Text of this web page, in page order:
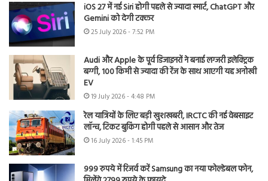
iOS 27 में नई Siri होगी पहले से ज्यादा स्मार्ट, ChatGPT और
Gemini को देगी टक्कर
25 July 2026 - 7:52 PM
Audi और Apple के पूर्व डिजाइनरों ने बनाई लग्जरी इलेक्ट्रिक
बग्गी, 100 किमी से ज्यादा की रेंज के साथ आएगी यह अनोखी
EV
19 July 2026 - 4:48 PM
रेल यात्रियों के लिए बड़ी खुशखबरी, IRCTC की नई वेबसाइट
लॉन्च, टिकट बुकिंग होगी पहले से आसान और तेज
16 July 2026 - 1:45 PM
999 रुपये में रिजर्व करें Samsung का नया फोल्डेबल फोन,